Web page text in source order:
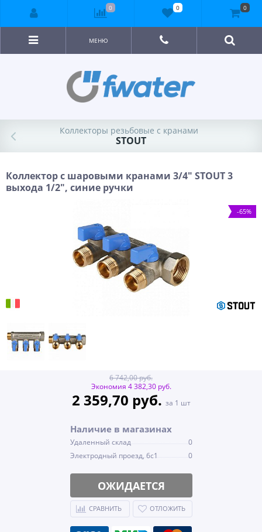
МЕНЮ
Коллекторы резьбовые с кранами
STOUT
Коллектор с шаровыми кранами 3/4" STOUT 3
выхода 1/2", синие ручки
-65%
6 742,00 руб.
Экономия 4 382,30 руб.
2 359,70 руб. за 1 шт
Наличие в магазинах
Удаленный склад
0
Электродный проезд, 6с1
0
ОЖИДАЕТСЯ
СРАВНИТЬ ОТЛОЖИТЬ
0 0 0